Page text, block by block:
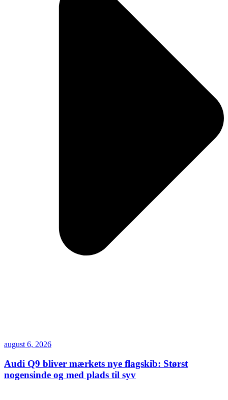
august 6, 2026
Audi Q9 bliver mærkets nye flagskib: Størst
nogensinde og med plads til syv